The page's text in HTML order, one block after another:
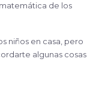
de los
niños en casa, pero
algunas cosas